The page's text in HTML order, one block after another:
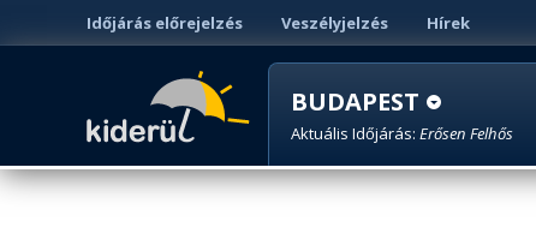
Időjárás előrejelzés Veszélyjelzés Hírek
BUDAPEST
Aktuális Időjárás: Erősen Felhős